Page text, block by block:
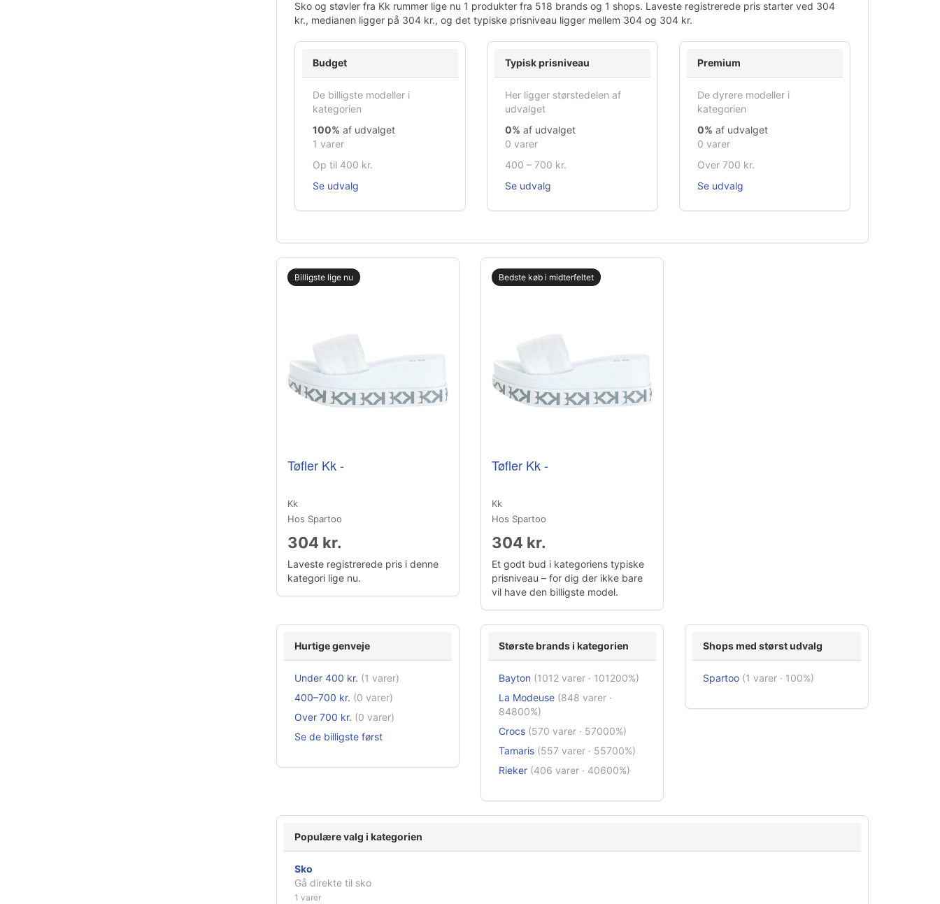
Sko og støvler fra Kk rummer lige nu 1 produkter fra 518 brands og 1 shops. Laveste registrerede pris starter ved 304
kr., medianen ligger på 304 kr., og det typiske prisniveau ligger mellem 304 og 304 kr.
Budget
De billigste modeller i
kategorien
100% af udvalget
1 varer
Op til 400 kr.
Se udvalg
Typisk prisniveau
Her ligger størstedelen af
udvalget
0% af udvalget
0 varer
400 – 700 kr.
Se udvalg
Premium
De dyrere modeller i
kategorien
0% af udvalget
0 varer
Over 700 kr.
Se udvalg
Billigste lige nu
Tøfler Kk -
Kk
Hos Spartoo
304 kr.
Laveste registrerede pris i denne
kategori lige nu.
Bedste køb i midterfeltet
Tøfler Kk -
Kk
Hos Spartoo
304 kr.
Et godt bud i kategoriens typiske
prisniveau – for dig der ikke bare
vil have den billigste model.
Hurtige genveje
Under 400 kr. (1 varer)
400–700 kr. (0 varer)
Over 700 kr. (0 varer)
Se de billigste først
Største brands i kategorien
Bayton (1012 varer · 101200%)
La Modeuse (848 varer ·
84800%)
Crocs (570 varer · 57000%)
Tamaris (557 varer · 55700%)
Rieker (406 varer · 40600%)
Shops med størst udvalg
Spartoo (1 varer · 100%)
Populære valg i kategorien
Sko
Gå direkte til sko
1 varer